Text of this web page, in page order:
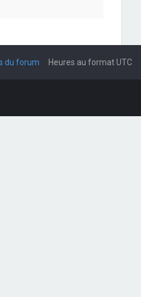
Heures au formatUTC
du forum